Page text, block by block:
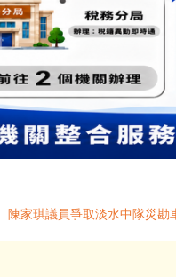
陳家琪議員爭取淡水中隊災勘